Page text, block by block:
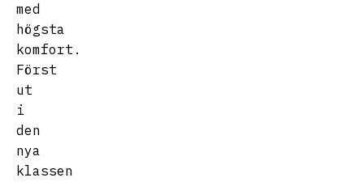
med
högsta
komfort.
Först
ut
i
den
nya
klassen